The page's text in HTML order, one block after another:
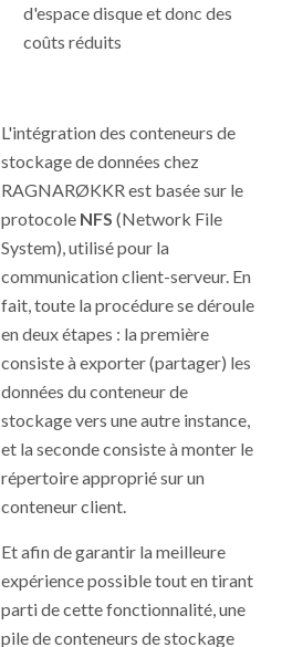
d'espace disque et donc des
coûts réduits
L'intégration des conteneurs de
stockage de données chez
RAGNARØKKR est basée sur le
protocole NFS (Network File
System), utilisé pour la
communication client-serveur. En
fait, toute la procédure se déroule
en deux étapes : la première
consiste à exporter (partager) les
données du conteneur de
stockage vers une autre instance,
et la seconde consiste à monter le
répertoire approprié sur un
conteneur client.
Et afin de garantir la meilleure
expérience possible tout en tirant
parti de cette fonctionnalité, une
pile de conteneurs de stockage